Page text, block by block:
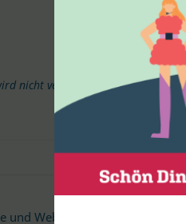
nicht veröffentlicht.
und Website in diesem